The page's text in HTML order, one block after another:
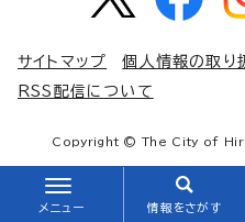
メニュー 情報をさがす
サイトマップ 個人情報の取り
RSS配信について
Copyright © The City of